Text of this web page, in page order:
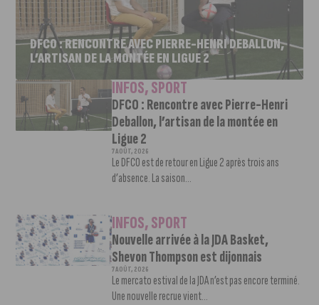
DFCO : RENCONTRE AVEC PIERRE-HENRI DEBALLON,
L’ARTISAN DE LA MONTÉE EN LIGUE 2
INFOS,SPORT
DFCO : Rencontre avec Pierre-Henri
Deballon, l’artisan de la montée en
Ligue 2
7 AOÛT, 2026
Le DFCO est de retour en Ligue 2 après trois ans
d’absence. La saison...
INFOS,SPORT
Nouvelle arrivée à la JDA Basket,
Shevon Thompson est dijonnais
7 AOÛT, 2026
Le mercato estival de la JDA n’est pas encore terminé.
Une nouvelle recrue vient...